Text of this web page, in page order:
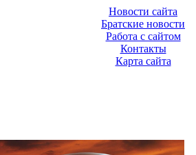
Новости сайта
Братские новости
Работа с сайтом
Контакты
Карта сайта